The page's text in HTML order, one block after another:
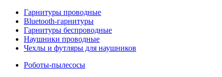
Гарнитуры проводные
Bluetooth-гарнитуры
Гарнитуры беспроводные
Наушники проводные
Чехлы и футляры для наушников
Роботы-пылесосы